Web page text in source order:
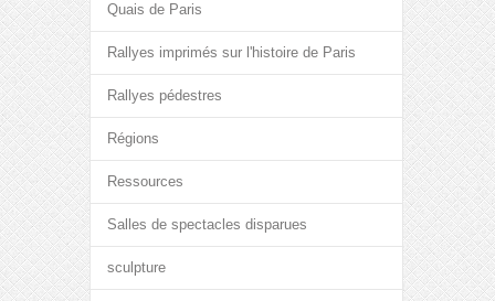
Quais de Paris
Rallyes imprimés sur l'histoire de Paris
Rallyes pédestres
Régions
Ressources
Salles de spectacles disparues
sculpture